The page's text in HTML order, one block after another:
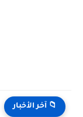
📁 آخر الأخبار